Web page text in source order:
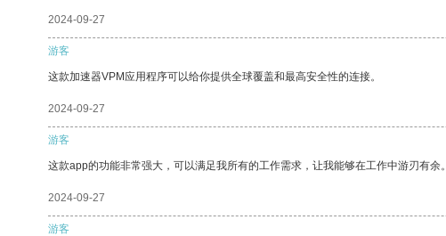
2024-09-27
游客
这款加速器VPM应用程序可以给你提供全球覆盖和最高安全性的连接。
2024-09-27
游客
这款app的功能非常强大，可以满足我所有的工作需求，让我能够在工作中游刃有余。
2024-09-27
游客